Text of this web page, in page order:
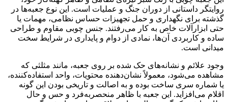
روایتگر داستانی از دوران جنگ و عملیات است. این نوع جعبه‌ها در
گذشته برای نگهداری و حمل تجهیزات حساس نظامی، مهمات یا
حتی ابزارآلات خاص به کار می‌رفتند. جنس چوبی مقاوم و طراحی
ساده و کاربردی آن‌ها، نمادی از دوام و پایداری در شرایط سخت
میدانی است.
وجود علائم و نشانه‌های حک شده بر روی جعبه، مانند مثلثی که
مشاهده می‌شود، معمولاً نشان‌دهنده محتویات، واحد استفاده‌کننده،
یا شماره سری ساخت بوده و به اصالت و تاریخی بودن این گونه
اقلام می‌افزاید. این جعبه با ظاهر منحصربه‌فرد و حس و حال